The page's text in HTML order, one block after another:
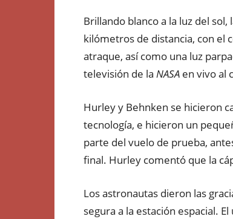
Brillando blanco a la luz del
kilómetros de distancia, con el
atraque, así como una luz
televisión de la NASA en vivo al
Hurley y Behnken se hicieron
tecnología, e hicieron un
parte del vuelo de prueba,
final. Hurley comentó que la
Los astronautas dieron las
segura a la estación espacial.